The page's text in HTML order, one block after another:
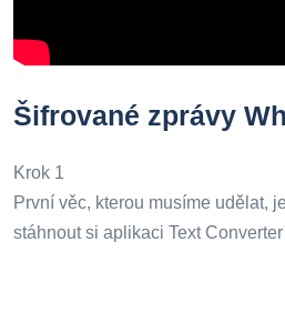
Šifrované zprávy
Krok 1
První věc, kterou musíme udělat,
stáhnout si aplikaci Text